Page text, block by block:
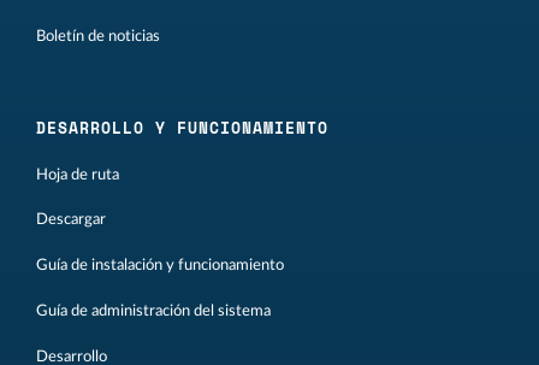
Boletín de noticias
DESARROLLO Y FUNCIONAMIENTO
Hoja de ruta
Descargar
Guía de instalación y funcionamiento
Guía de administración del sistema
Desarrollo